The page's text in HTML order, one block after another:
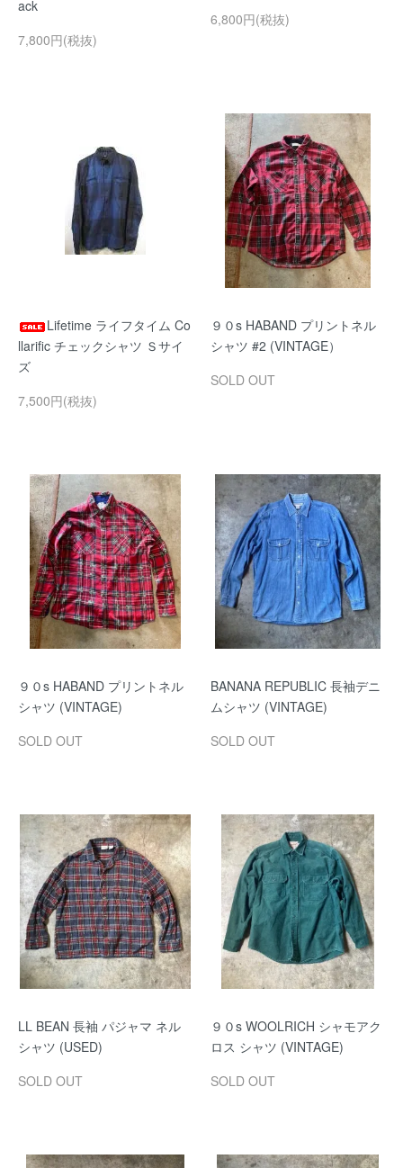
ack
7,800円(税抜)
6,800円(税抜)
Lifetime ライフタイム Co
llarific チェックシャツ Ｓサイ
ズ
7,500円(税抜)
９０s HABAND プリントネル
シャツ #2 (VINTAGE）
SOLD OUT
９０s HABAND プリントネル
シャツ (VINTAGE)
SOLD OUT
BANANA REPUBLIC 長袖デニ
ムシャツ (VINTAGE)
SOLD OUT
LL BEAN 長袖 パジャマ ネル
シャツ (USED)
SOLD OUT
９０s WOOLRICH シャモアク
ロス シャツ (VINTAGE)
SOLD OUT